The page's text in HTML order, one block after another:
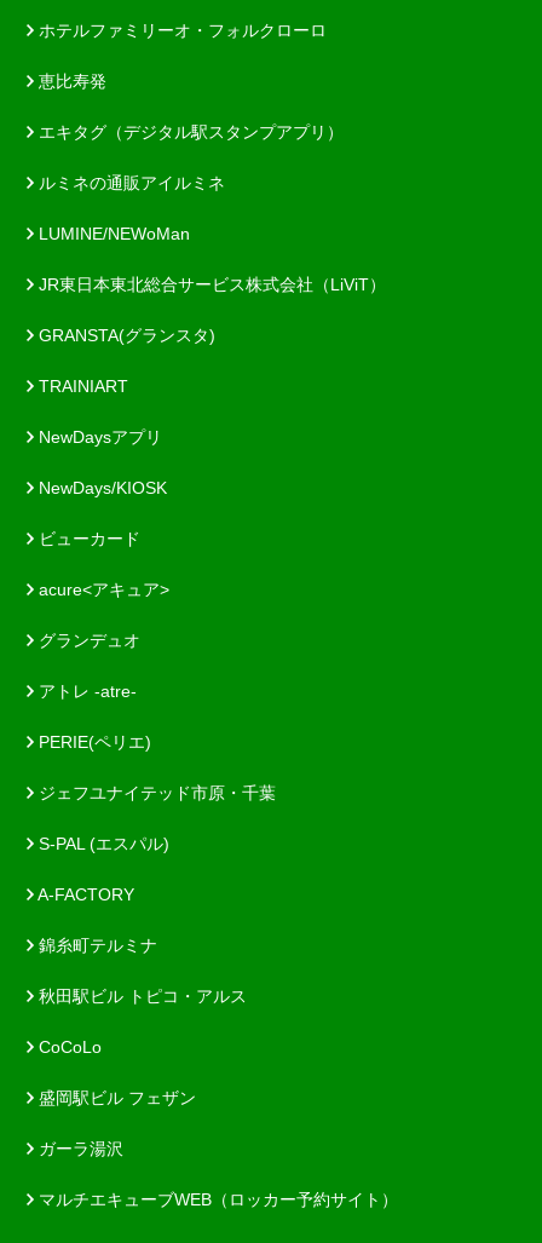
ホテルファミリーオ・フォルクローロ
恵比寿発
エキタグ（デジタル駅スタンプアプリ）
ルミネの通販アイルミネ
LUMINE/NEWoMan
JR東日本東北総合サービス株式会社（LiViT）
GRANSTA(グランスタ)
TRAINIART
NewDaysアプリ
NewDays/KIOSK
ビューカード
acure<アキュア>
グランデュオ
アトレ -atre-
PERIE(ペリエ)
ジェフユナイテッド市原・千葉
S-PAL (エスパル)
A-FACTORY
錦糸町テルミナ
秋田駅ビル トピコ・アルス
CoCoLo
盛岡駅ビル フェザン
ガーラ湯沢
マルチエキューブWEB（ロッカー予約サイト）